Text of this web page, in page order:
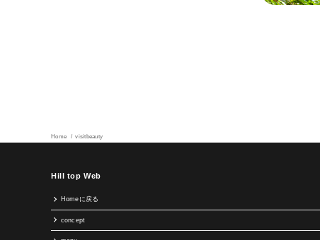
Home visitbeauty
Hill top Web
Homeに戻る
concept